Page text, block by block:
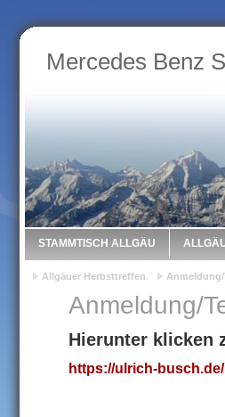
Mercedes Benz
STAMMTISCH ALLGÄU
Allgäuer Herbsttreffen
Anmeldung/
Hierunter klicken
https://ulrich-